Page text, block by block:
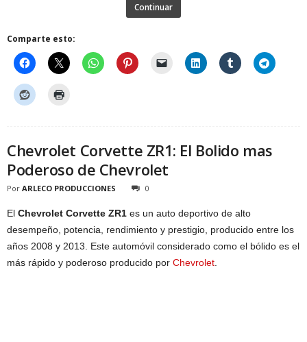
Continuar
Comparte esto:
Chevrolet Corvette ZR1: El Bolido mas
Poderoso de Chevrolet
Por ARLECO PRODUCCIONES 0
El Chevrolet Corvette ZR1 es un auto deportivo de alto
desempeño, potencia, rendimiento y prestigio, producido entre los
años 2008 y 2013. Este automóvil considerado como el bólido es el
más rápido y poderoso producido por Chevrolet